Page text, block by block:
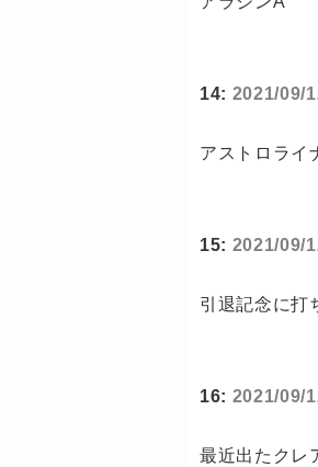
14: 2021/09/
アストロライ
15: 2021/09/
引退記念に打
16: 2021/09/
最近出たクレ